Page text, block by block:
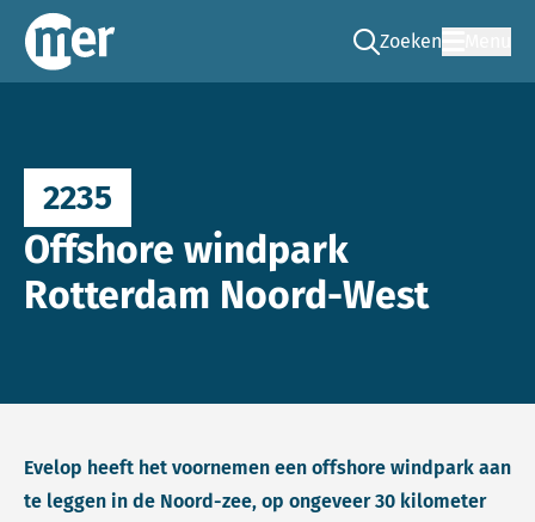
Commissie mer
Zoeken
Ga naar de zoek
2235
Offshore windpark
Rotterdam Noord-West
Evelop heeft het voornemen een offshore windpark aan
te leggen in de Noord-zee, op ongeveer 30 kilometer